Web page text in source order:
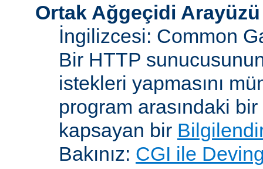
Ortak Ağgeçidi Arayüzü
İngilizcesi: Common
Bir HTTP
istekleri yapmasını
program arasındaki
kapsayan bir
Bakınız: CGI ile